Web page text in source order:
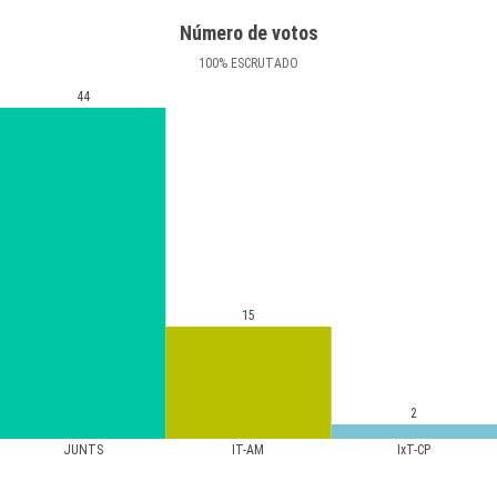
Número de votos
100% ESCRUTADO
JUNTS IT-AM IxT-CP
44
15
2